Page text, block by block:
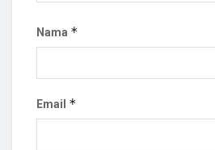
Nama *
Email *